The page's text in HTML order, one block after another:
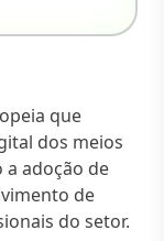
que
dos meios
adoção de
de
do setor.